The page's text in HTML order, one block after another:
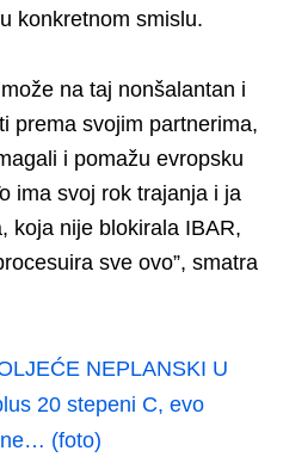
konkretnom smislu.
na taj nonšalantan i
prema svojim partnerima,
i pomažu evropsku
ima svoj rok trajanja i ja
koja nije blokirala IBAR,
sve ovo”, smatra
NEPLANSKI U
20 stepeni C, evo
(foto)